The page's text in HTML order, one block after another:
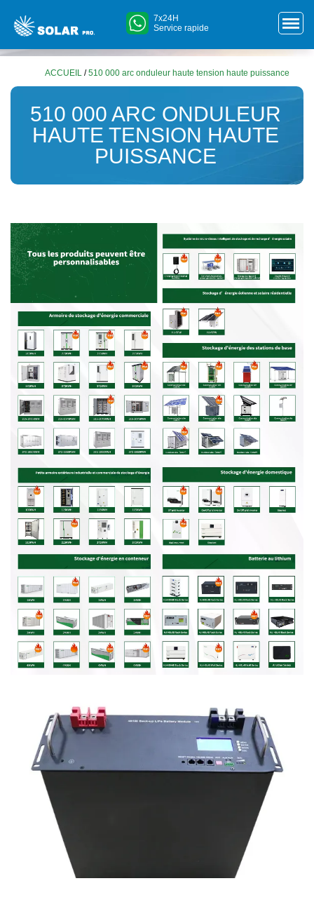
7x24H
Service rapide
ACCUEIL /510 000 arc onduleur haute tension haute puissance
510 000 ARC ONDULEUR
HAUTE TENSION HAUTE
PUISSANCE